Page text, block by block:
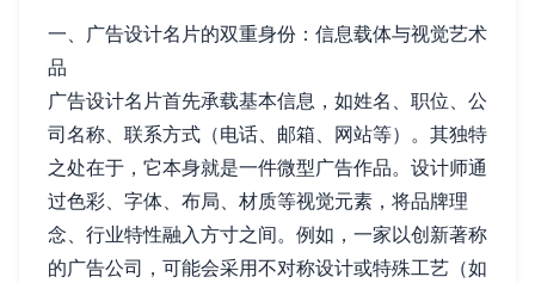
一、广告设计名片的双重身份：信息载体与视觉艺术
品
广告设计名片首先承载基本信息，如姓名、职位、公
司名称、联系方式（电话、邮箱、网站等）。其独特
之处在于，它本身就是一件微型广告作品。设计师通
过色彩、字体、布局、材质等视觉元素，将品牌理
念、行业特性融入方寸之间。例如，一家以创新著称
的广告公司，可能会采用不对称设计或特殊工艺（如